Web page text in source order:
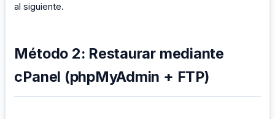
al siguiente.
Método 2: Restaurar mediante
cPanel (phpMyAdmin + FTP)